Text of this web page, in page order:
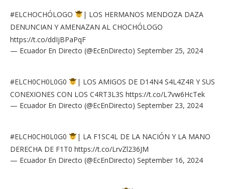
#ELCHOCHÓLOGO
| LOS HERMANOS MENDOZA DAZA
DENUNCIAN Y AMENAZAN AL CHOCHÓLOGO
https://t.co/ddIjBPaPqF
— Ecuador En Directo (@EcEnDirecto) September 25, 2024
#ELCH0CH0L0G0
| LOS AMIGOS DE D14N4 S4L4Z4R Y SUS
CONEXIONES CON LOS C4RT3L3S https://t.co/L7vw6HcTek
— Ecuador En Directo (@EcEnDirecto) September 23, 2024
#ELCH0CH0L0G0
| LA F1SC4L DE LA NACIÓN Y LA MANO
DERECHA DE F1T0 https://t.co/LrvZl236JM
— Ecuador En Directo (@EcEnDirecto) September 16, 2024